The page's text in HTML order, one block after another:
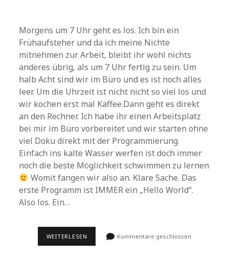
Morgens um 7 Uhr geht es los. Ich bin ein
Frühaufsteher und da ich meine Nichte
mitnehmen zur Arbeit, bleibt ihr wohl nichts
anderes übrig, als um 7 Uhr fertig zu sein. Um
halb Acht sind wir im Büro und es ist noch alles
leer. Um die Uhrzeit ist nicht nicht so viel los und
wir kochen erst mal Kaffee.Dann geht es direkt
an den Rechner. Ich habe ihr einen Arbeitsplatz
bei mir im Büro vorbereitet und wir starten ohne
viel Doku direkt mit der Programmierung.
Einfach ins kalte Wasser werfen ist doch immer
noch die beste Möglichkeit schwimmen zu lernen
Womit fangen wir also an. Klare Sache. Das
erste Programm ist IMMER ein „Hello World“.
Also los. Ein…
WEITERLESEN Kommentare geschlossen